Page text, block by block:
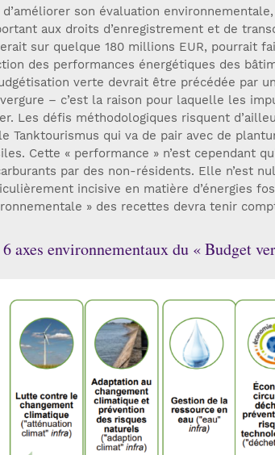
son évaluation
aux droits d’enregistrement et de
sur quelque 180 millions EUR, pourrait
des performances énergétiques des
verte devrait être précédée par
– c’est la raison pour laquelle les
Les défis méthodologiques risquent
Tanktourismus qui va de pair avec de
Cette « performance » n’est cependant
par des non-résidents. Elle n’est
incisive en matière d’énergies
» des recettes devra tenir
axes environnementaux du « Budget